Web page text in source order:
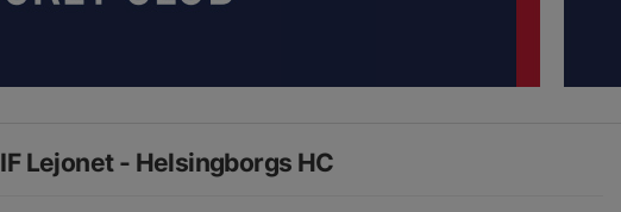
IF Lejonet - Helsingborgs HC